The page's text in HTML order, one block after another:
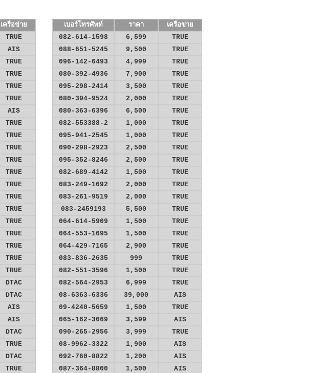
เบอร์โทรศัพท์ ราคา
เครือข่าย
082-614-1598
6,599
TRUE
088-651-5245
9,500
TRUE
096-142-6493
4,999
TRUE
080-392-4936
7,900
TRUE
095-298-2414
3,500
TRUE
080-394-9524
2,000
TRUE
080-363-6396
6,500
TRUE
082-553388-2
1,000
TRUE
095-941-2545
1,000
TRUE
090-298-2923
2,500
TRUE
095-352-8246
2,500
TRUE
082-689-4142
1,500
TRUE
083-249-1692
2,000
TRUE
083-261-9519
2,000
TRUE
083-2459193
5,500
TRUE
064-614-5909
1,500
TRUE
064-553-1695
1,500
TRUE
064-429-7165
2,900
TRUE
083-836-2635
999
TRUE
082-551-3596
1,500
TRUE
082-564-2953
6,999
TRUE
08-6363-6336
39,000
AIS
09-4240-5659
1,500
TRUE
065-162-3669
3,599
AIS
090-265-2956
3,999
TRUE
08-9962-3322
1,900
AIS
092-760-8822
1,200
AIS
087-364-8800
1,500
AIS
เครือข่าย
TRUE
AIS
TRUE
TRUE
TRUE
TRUE
AIS
TRUE
TRUE
TRUE
TRUE
TRUE
TRUE
TRUE
TRUE
TRUE
TRUE
TRUE
TRUE
TRUE
DTAC
DTAC
AIS
AIS
DTAC
TRUE
DTAC
TRUE